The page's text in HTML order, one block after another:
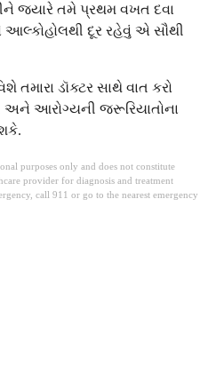
જ્યારે તમે પ્રથમ વખત દવા
આલ્કોહોલથી દૂર રહેવું એ સૌથી
તમારા ડૉક્ટર સાથે વાત કરો
અને આરોગ્યની જરૂરિયાતોના
purposes only and does not constitute
provider for diagnosis and treatment
call 911 or go to the nearest emergency